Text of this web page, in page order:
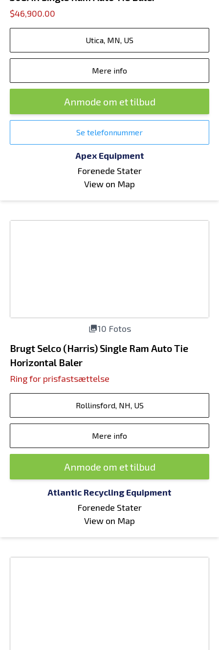
$46,900.00
Utica, MN, US
Mere info
Anmode om et tilbud
Se telefonnummer
Apex Equipment
Forenede Stater
View on Map
10 Fotos
Brugt Selco (Harris) Single Ram Auto Tie
Horizontal Baler
Ring for prisfastsættelse
Rollinsford, NH, US
Mere info
Anmode om et tilbud
Atlantic Recycling Equipment
Forenede Stater
View on Map